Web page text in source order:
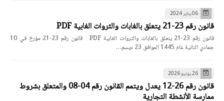
06 يناير 2024
قانون رقم 23-21 يتعلق بالغابات والثروات الغابية PDF
قانون رقم 23-21 يتعلق بالغابات والثروات الغابية PDF قانون رقم 23-21 مؤرخ في 10
جمادي الثانية عام 1445 الموافق 23 ديسم…
26 يونيو 2026
قانون رقم 26-12 يعدل ويتمم القانون رقم 04-08 والمتعلق بشروط
ممارسة الأنشطة التجارية